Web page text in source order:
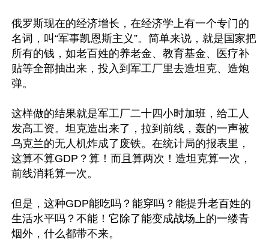
俄罗斯现在的经济增长，在经济学上有一个专门的
名词，叫“军事凯恩斯主义”。简单来说，就是国家把
所有的钱，如老百姓的养老金、教育基金、医疗补
贴等全部抽出来，投入到军工厂里去造坦克、造炮
弹。
这样做的结果就是军工厂二十四小时加班，给工人
发高工资。坦克造出来了，拉到前线，轰的一声被
乌克兰的无人机炸成了废铁。在统计局的报表里，
这算不算GDP？算！而且算两次！造坦克算一次，
前线消耗算一次。
但是，这种GDP能吃吗？能穿吗？能提升老百姓的
生活水平吗？不能！它除了能变成战场上的一缕青
烟外，什么都带不来。